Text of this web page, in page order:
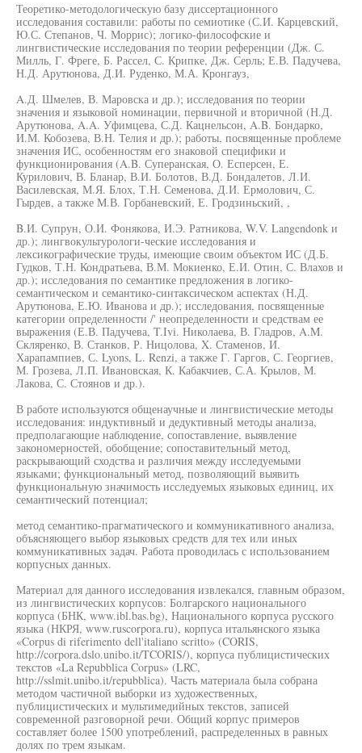
Теоретико-методологическую базу диссертационного
исследования составили: работы по семиотике (С.И. Карцевский,
Ю.С. Степанов, Ч. Моррис); логико-философские и
лингвистические исследования по теории референции (Дж. С.
Милль, Г. Фреге, Б. Рассел, С. Крипке, Дж. Серль; Е.В. Падучева,
Н.Д. Арутюнова, Д.И. Руденко, М.А. Кронгауз,
A.Д. Шмелев, В. Маровска и др.); исследования по теории
значения и языковой номинации, первичной и вторичной (Н.Д.
Арутюнова, A.A. Уфимцева, С.Д. Кацнельсон, A.B. Бондарко,
И.М. Кобозева, В.Н. Телия и др.); работы, посвященные проблеме
значения ИС, особенностям его знаковой специфики и
функционирования (A.B. Суперанская, О. Есперсен, Е.
Курилович, В. Бланар, В.И. Болотов, В.Д. Бондалетов, Л.И.
Василевская, М.Я. Блох, Т.Н. Семенова, Д.И. Ермолович, С.
Гырдев, а также М.В. Горбаневский, Е. Гродзиньский, ,
B.И. Супрун, О.И. Фонякова, И.Э. Ратникова, W.V. Langendonk и
др.); лингвокультурологи-ческие исследования и
лексикографические труды, имеющие своим объектом ИС (Д.Б.
Гудков, Т.Н. Кондратьева, В.М. Мокиенко, Е.И. Отин, С. Влахов и
др.); исследования по семантике предложения в логико-
семантическом и семантико-синтаксическом аспектах (Н.Д.
Арутюнова, Е.Ю. Иванова и др.); исследования, посвященные
категории определенности /' неопределенности и средствам ее
выражения (Е.В. Падучева, T.Ivi. Николаева, В. Гладров, A.M.
Скляренко, В. Станков, Р. Ницолова, X. Стаменов, И.
Харапампиев, С. Lyons, L. Renzi, а также Г. Гаргов, С. Георгиев,
М. Грозева, Л.П. Ивановская, К. Кабакчиев, С.А. Крылов, М.
Лакова, С. Стоянов и др.).
В работе используются общенаучные и лингвистические методы
исследования: индуктивный и дедуктивный методы анализа,
предполагающие наблюдение, сопоставление, выявление
закономерностей, обобщение; сопоставительный метод,
раскрывающий сходства и различия между исследуемыми
языками; функциональный метод, позволяющий выявить
функциональную значимость исследуемых языковых единиц, их
семантический потенциал;
метод семантико-прагматического и коммуникативного анализа,
объясняющего выбор языковых средств для тех или иных
коммуникативных задач. Работа проводилась с использованием
корпусных данных.
Материал для данного исследования извлекался, главным образом,
из лингвистических корпусов: Болгарского национального
корпуса (БНК, www.ibl.bas.bg), Национального корпуса русского
языка (НКРЯ, www.ruscorpora.ru), корпуса итальянского языка
«Corpus di riferimento dell'italiano scritto» (CORIS,
http://corpora.dslo.unibo.it/TCORIS/), корпуса публицистических
текстов «La Repubblica Corpus» (LRC,
http://sslmit.unibo.it/repubblica). Часть материала была собрана
методом частичной выборки из художественных,
публицистических и мультимедийных текстов, записей
современной разговорной речи. Общий корпус примеров
составляет более 1500 употреблений, распределенных в равных
долях по трем языкам.